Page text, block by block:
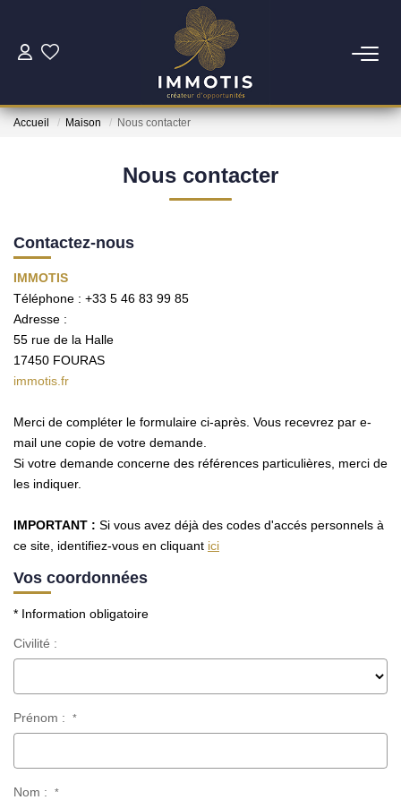
ESTIMER
Nos Services
Vos Objectifs
Notre Expertise
Guide Du Propriétaire Bailleur
LA GESTION LOCATIVE
Accueil Maison Nous contacter
Nous contacter
Contactez-nous
IMMOTIS
Téléphone : +33 5 46 83 99 85
Adresse :
55 rue de la Halle
17450 FOURAS
immotis.fr
Merci de compléter le formulaire ci-après. Vous recevrez par e-
mail une copie de votre demande.
Si votre demande concerne des références particulières, merci de
les indiquer.
IMPORTANT : Si vous avez déjà des codes d'accés personnels à
ce site, identifiez-vous en cliquant ici
Vos coordonnées
* Information obligatoire
Civilité :
Prénom : *
Nom : *